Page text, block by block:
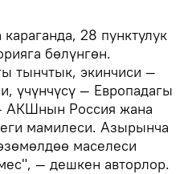
28 пунктулук
бөлүнгөн.
тынчтык, экинчиси —
үчүнчүсү — Европадагы
АКШнын Россия жана
мамилеси. Азырынча
маселеси
— дешкен авторлор.